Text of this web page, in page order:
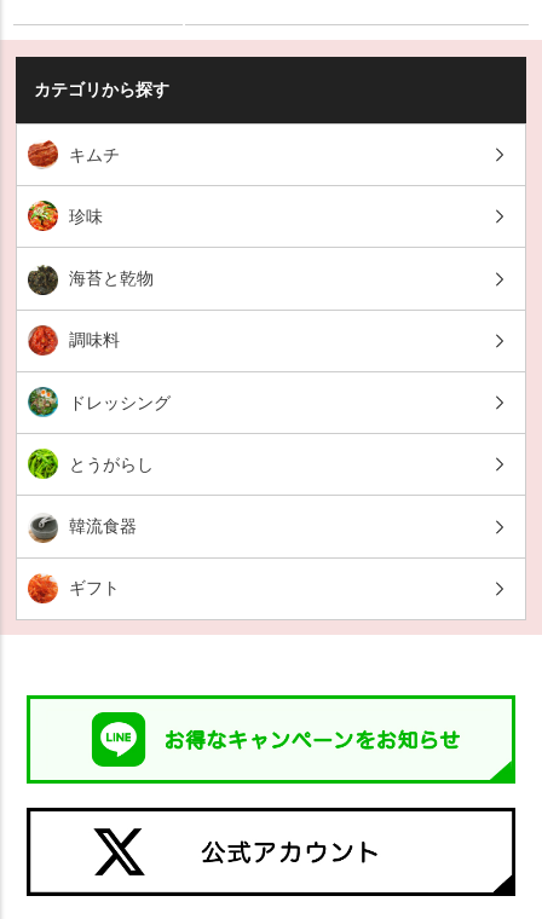
カテゴリから探す
キムチ
珍味
海苔と乾物
調味料
ドレッシング
とうがらし
韓流食器
ギフト